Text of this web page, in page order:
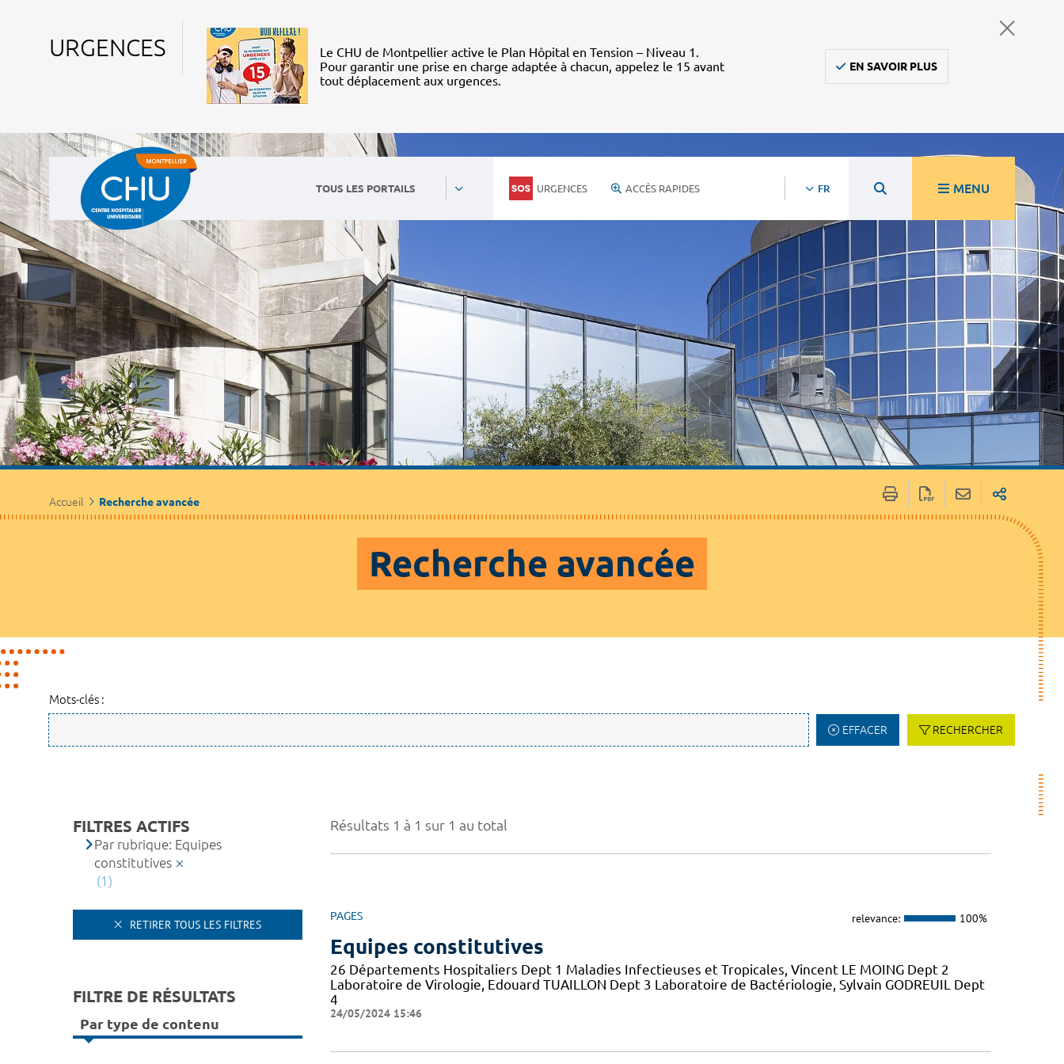
URGENCES
Le CHU de Montpellier active le Plan Hôpital en Tension – Niveau 1.
Pour garantir une prise en charge adaptée à chacun, appelez le 15 avant
tout déplacement aux urgences.
EN SAVOIR PLUS
TOUS LES PORTAILS URGENCES ACCÈS RAPIDES FR MENU
Accueil Recherche avancée
Recherche avancée
Mots-clés :
EFFACER RECHERCHER
Résultats 1 à 1 sur 1 au total
PAGES relevance: 100%
Equipes constitutives
26 Départements Hospitaliers Dept 1 Maladies Infectieuses et Tropicales, Vincent LE MOING Dept 2
Laboratoire de Virologie, Edouard TUAILLON Dept 3 Laboratoire de Bactériologie, Sylvain GODREUIL Dept
4
24/05/2024 15:46
FILTRES ACTIFS
Par rubrique: Equipes
constitutives
(1)
RETIRER TOUS LES FILTRES
FILTRE DE RÉSULTATS
Par type de contenu